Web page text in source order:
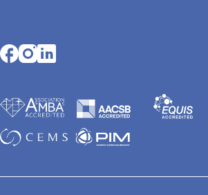
Opens in a new tab
Opens in a new tab
Opens in a new tab